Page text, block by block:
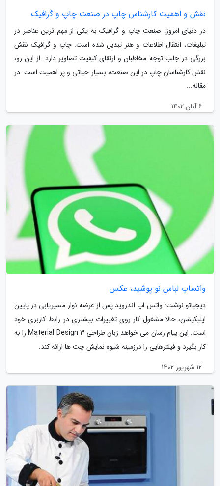
نقش و اهمیت کارشناس چاپ در صنعت چاپ و گرافیک
در دنیای امروز، صنعت چاپ و گرافیک به یکی از مهم ترین عناصر در
تبلیغات، انتقال اطلاعات و هنر تبدیل شده است. چاپ و گرافیک نقش
بزرگی در جلب توجه مخاطبان و ارتقای کیفیت تصاویر دارد. از این رو،
نقش کارشناسان چاپ در این صنعت، بسیار حیاتی و پر اهمیت است. در
مقاله...
6 آبان 1402
واتساپ لباس نو پوشید، عکس
دیجیاتو نوشت: واتس اپ اندروید پس از عرضه نوار مسیریابی در پایین
اپلیکیشن، حالا مشغول کار روی تغییرات بیشتری در رابط کاربری خود
است. این پیام رسان می خواهد زبان طراحی Material Design 3 را به
کار بگیرد و فیلترهایی را درزمینه شیوه نمایش چت ها ارائه کند.
12 شهریور 1402